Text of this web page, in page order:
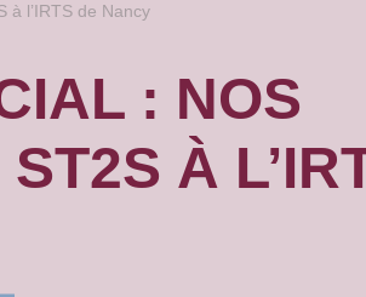
l’IRTS de Nancy
: NOS
À